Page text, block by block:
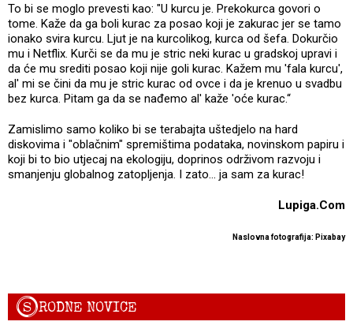
To bi se moglo prevesti kao: "U kurcu je. Prekokurca govori o
tome. Kaže da ga boli kurac za posao koji je zakurac jer se tamo
ionako svira kurcu. Ljut je na kurcolikog, kurca od šefa. Dokurčio
mu i Netflix. Kurči se da mu je stric neki kurac u gradskoj upravi i
da će mu srediti posao koji nije goli kurac. Kažem mu 'fala kurcu',
al' mi se čini da mu je stric kurac od ovce i da je krenuo u svadbu
bez kurca. Pitam ga da se nađemo al' kaže 'oće kurac.“
Zamislimo samo koliko bi se terabajta uštedjelo na hard
diskovima i "oblačnim" spremištima podataka, novinskom papiru i
koji bi to bio utjecaj na ekologiju, doprinos održivom razvoju i
smanjenju globalnog zatopljenja. I zato... ja sam za kurac!
Lupiga.Com
Naslovna fotografija: Pixabay
SRODNE NOVICE